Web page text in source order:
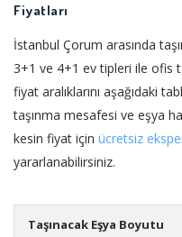
Fiyatları
İstanbul Çorum arasında
3+1 ve 4+1 ev tipleri ile ofis
fiyat aralıklarını aşağıdaki
taşınma mesafesi ve eşya
kesin fiyat için ücretsiz
yararlanabilirsiniz.
Taşınacak Eşya Boyutu